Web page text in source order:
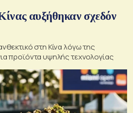
αυξήθηκαν σχεδόν
στη Κίνα λόγω της
προϊόντα υψηλής τεχνολογίας